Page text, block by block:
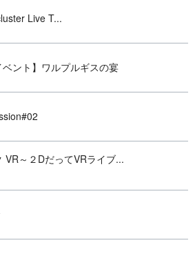
Live T...
ベント】ワルプルギスの宴
VR～２DだってVRライブ...